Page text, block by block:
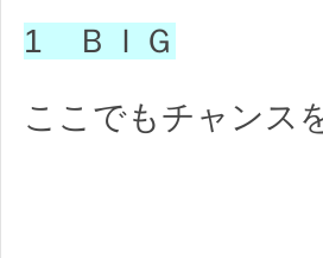
1 ＢＩＧ
ここでもチャンス